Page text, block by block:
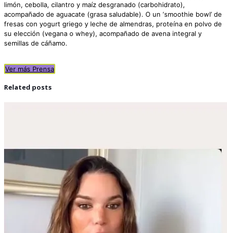
limón, cebolla, cilantro y maíz desgranado (carbohidrato),
acompañado de aguacate (grasa saludable). O un ‘smoothie bowl’ de
fresas con yogurt griego y leche de almendras, proteína en polvo de
su elección (vegana o whey), acompañado de avena integral y
semillas de cáñamo.
Ver más Prensa
Related posts